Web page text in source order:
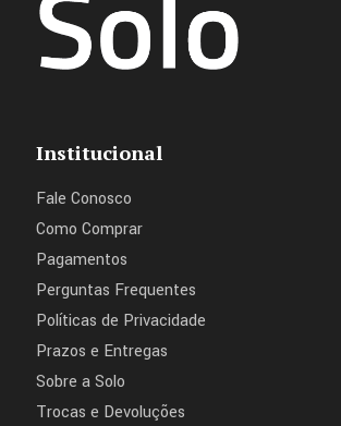
Institucional
Fale Conosco
Como Comprar
Pagamentos
Perguntas Frequentes
Políticas de Privacidade
Prazos e Entregas
Sobre a Solo
Trocas e Devoluções